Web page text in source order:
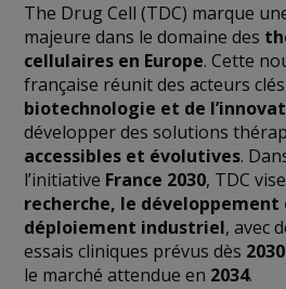
The Drug Cell (TDC) marque
majeure dans le domaine des
cellulaires en Europe. Cette
française réunit des acteurs
biotechnologie et de
développer des solutions
accessibles et évolutives.
l’initiative France 2030, TDC
recherche, le développement
déploiement industriel, avec
essais cliniques prévus dès 2030
le marché attendue en 2034.